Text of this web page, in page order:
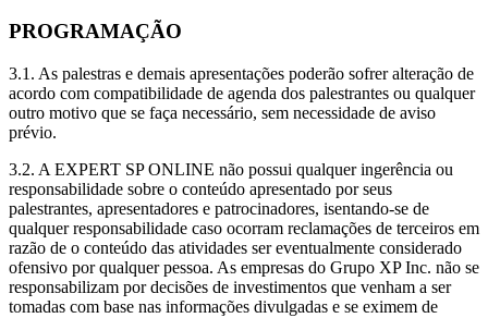
PROGRAMAÇÃO
3.1. As palestras e demais apresentações poderão sofrer alteração de
acordo com compatibilidade de agenda dos palestrantes ou qualquer
outro motivo que se faça necessário, sem necessidade de aviso
prévio.
3.2. A EXPERT SP ONLINE não possui qualquer ingerência ou
responsabilidade sobre o conteúdo apresentado por seus
palestrantes, apresentadores e patrocinadores, isentando-se de
qualquer responsabilidade caso ocorram reclamações de terceiros em
razão de o conteúdo das atividades ser eventualmente considerado
ofensivo por qualquer pessoa. As empresas do Grupo XP Inc. não se
responsabilizam por decisões de investimentos que venham a ser
tomadas com base nas informações divulgadas e se eximem de